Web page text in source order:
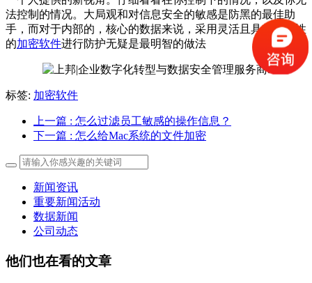
法控制的情况。大局观和对信息安全的敏感是防黑的最佳助
手，而对于内部的，核心的数据来说，采用灵活且具有针对性
的加密软件进行防护无疑是最明智的做法
标签: 加密软件
上一篇 : 怎么过滤员工敏感的操作信息？
下一篇 : 怎么给Mac系统的文件加密
新闻资讯
重要新闻活动
数据新闻
公司动态
他们也在看的文章